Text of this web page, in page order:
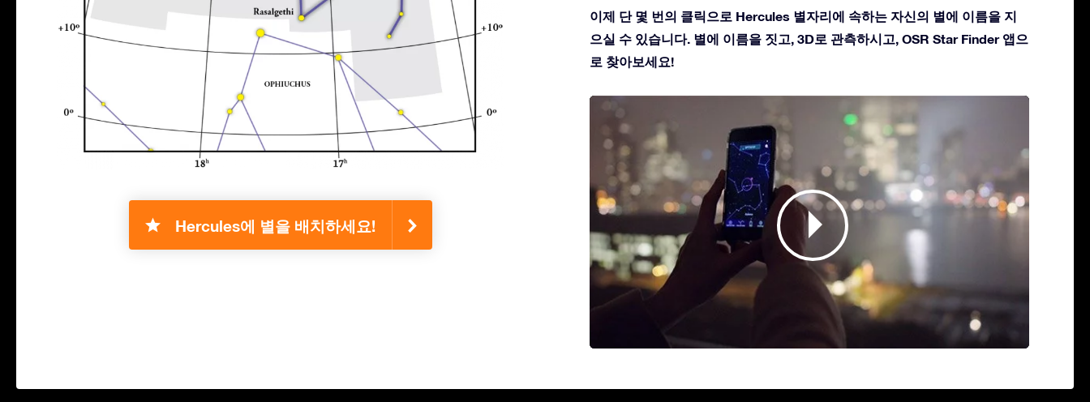
Hercules에 별을 배치하세요!
이제 단 몇 번의 클릭으로 Hercules 별자리에 속하는 자신의 별에 이름을 지
으실 수 있습니다. 별에 이름을 짓고, 3D로 관측하시고, OSR Star Finder 앱으
로 찾아보세요!